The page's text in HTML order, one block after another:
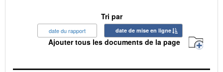
Tri par
date du rapport date de mise en ligne
Ajouter tous les documents de la page